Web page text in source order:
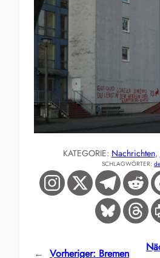
KATEGORIE: Nachrichten,
SCHLAGWÖRTER:
← Vorheriger: Bremen